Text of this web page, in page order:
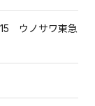
ウノサワ東急